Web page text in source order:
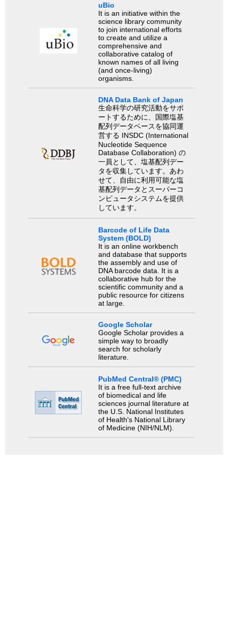
uBio
It is an initiative within the
science library community
to join international efforts
to create and utilize a
comprehensive and
collaborative catalog of
known names of all living
(and once-living)
organisms.
DNA Data Bank of Japan
生命科学の研究活動をサポ
ートするために、国際塩基
配列データベースを協同運
営する INSDC (International
Nucleotide Sequence
Database Collaboration) の
一員として、塩基配列デー
タを収集しています。あわ
せて、自由に利用可能な塩
基配列データとスーパーコ
ンピュータシステムを提供
しています。
Barcode of Life Data
System (BOLD)
It is an online workbench
and database that supports
the assembly and use of
DNA barcode data. It is a
collaborative hub for the
scientific community and a
public resource for citizens
at large.
Google Scholar
Google Scholar provides a
simple way to broadly
search for scholarly
literature.
PubMed Central® (PMC)
It is a free full-text archive
of biomedical and life
sciences journal literature at
the U.S. National Institutes
of Health's National Library
of Medicine (NIH/NLM).